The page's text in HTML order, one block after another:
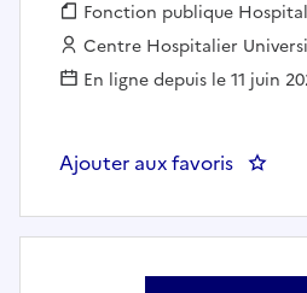
Fonction publique :
Fonction publique
Employeur :
Centre Hospitalier
En ligne depuis le 11 juin
Ajouter aux favoris :